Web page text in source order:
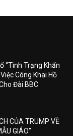
“Tình Trạng Khẩn
Công Khai Hồ
Đài BBC
CỦA TRUMP VỀ
GIÁO”